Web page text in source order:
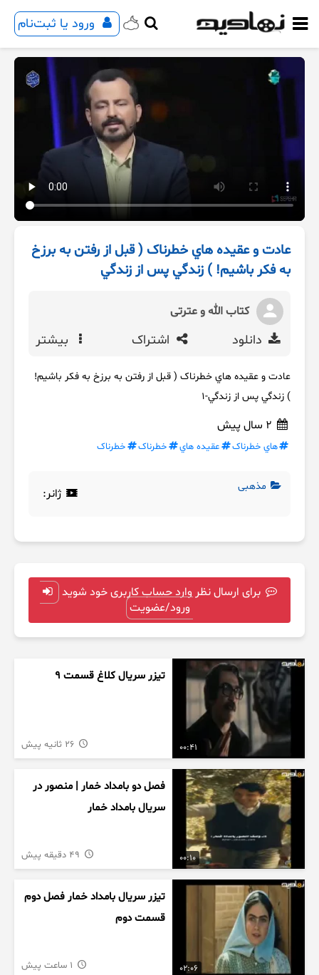
ورود یا ثبت‌نام
عادت و عقيده هاي خطرناک ( قبل از رفتن به برزخ
به فکر باشيم! ) زندگي پس از زندگي
کتاب الله و عترتی
دانلود اشتراک بیشتر
عادت و عقيده هاي خطرناک ( قبل از رفتن به برزخ به فکر باشيم!
) زندگي پس از زندگي-1
هاي خطرناک عقيده هاي خطرناک خطرناک
مذهبی ژانر:
برای ارسال نظر وارد حساب کاربری خود شوید
ورود/عضویت
00:41
تیزر سریال کلاغ قسمت ۹
00:10
فصل دو بامداد خمار | منصور در
سریال بامداد خمار
02:06
تیزر سریال بامداد خمار فصل دوم
قسمت دوم